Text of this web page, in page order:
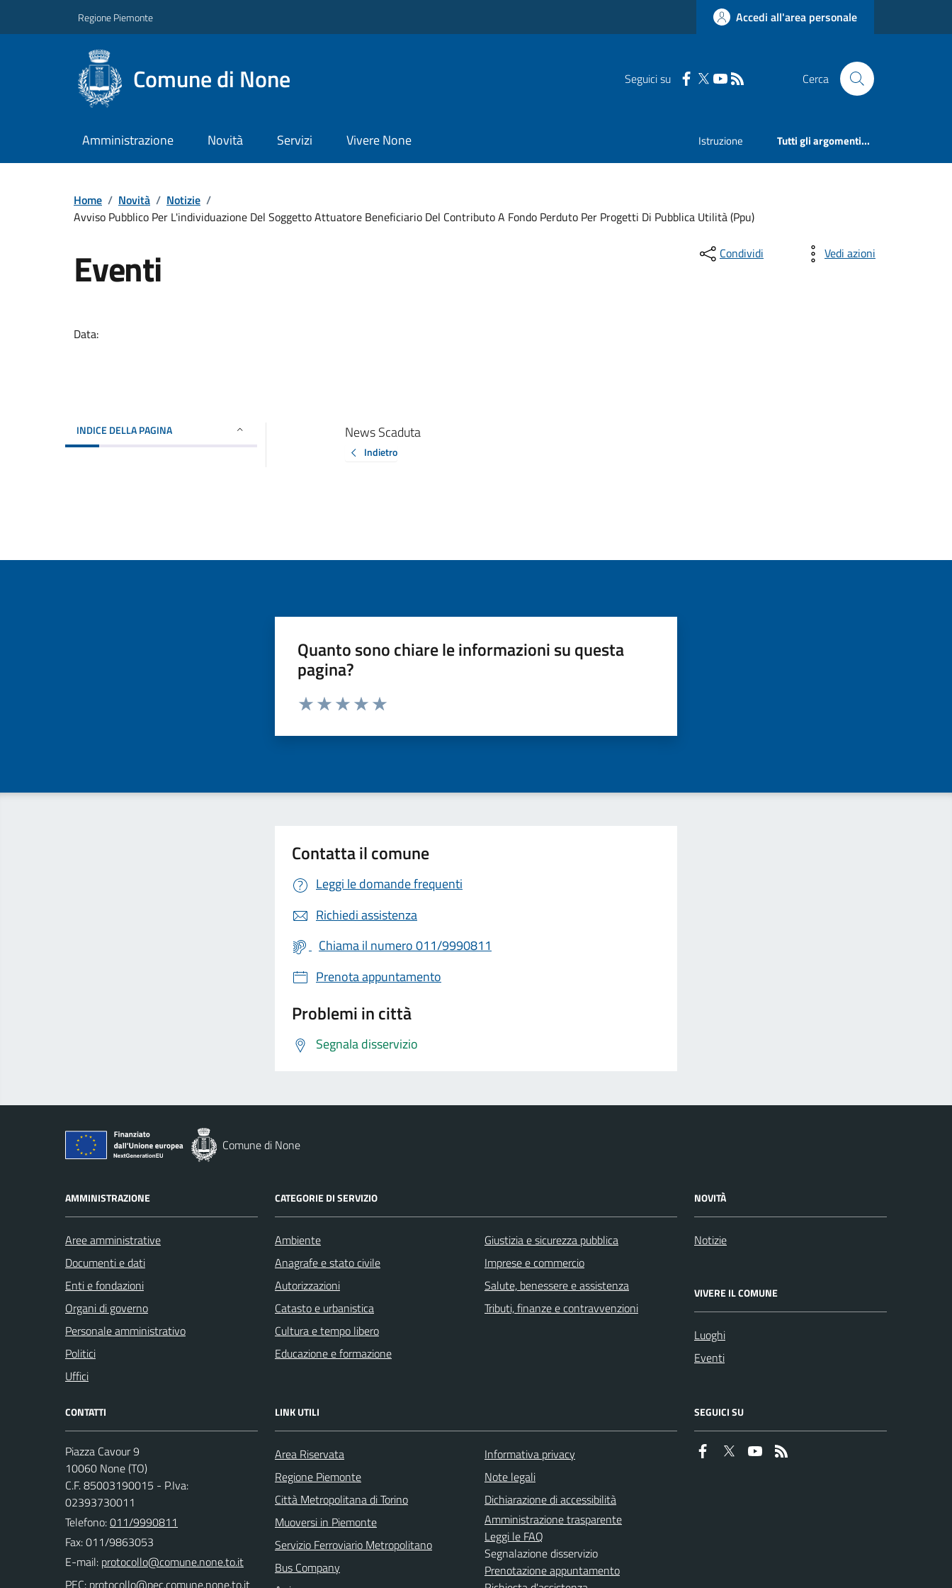
Regione Piemonte Accedi all'area personale
Comune di None Seguici su Cerca
Amministrazione Novità Servizi Vivere None Istruzione Tutti gli argomenti...
Home / Novità / Notizie /
Avviso Pubblico Per L'individuazione Del Soggetto Attuatore Beneficiario Del Contributo A Fondo Perduto Per Progetti Di Pubblica Utilità (Ppu)
Eventi
Data:
Condividi Vedi azioni
INDICE DELLA PAGINA News Scaduta
Indietro
Quanto sono chiare le informazioni su questa
pagina?
Valuta da 1 a 5 stelle la pagina
Contatta il comune
Leggi le domande frequenti
Richiedi assistenza
Chiama il numero 011/9990811
Prenota appuntamento
Problemi in città
Segnala disservizio
Comune di None
AMMINISTRAZIONE
Aree amministrative
Documenti e dati
Enti e fondazioni
Organi di governo
Personale amministrativo
Politici
Uffici
CATEGORIE DI SERVIZIO
Ambiente
Anagrafe e stato civile
Autorizzazioni
Catasto e urbanistica
Cultura e tempo libero
Educazione e formazione
Giustizia e sicurezza pubblica
Imprese e commercio
Salute, benessere e assistenza
Tributi, finanze e contravvenzioni
NOVITÀ
Notizie
VIVERE IL COMUNE
Luoghi
Eventi
CONTATTI
Piazza Cavour 9
10060 None (TO)
C.F. 85003190015 - P.Iva:
02393730011
Telefono:011/9990811
Fax: 011/9863053
E-mail:
PEC:
LINK UTILI
Area Riservata
Regione Piemonte
Città Metropolitana di Torino
Muoversi in Piemonte
Servizio Ferroviario Metropolitano
Bus Company
Informativa privacy
Note legali
Dichiarazione di accessibilità
Amministrazione trasparente
Leggi le FAQ
Segnalazione disservizio
Prenotazione appuntamento
SEGUICI SU